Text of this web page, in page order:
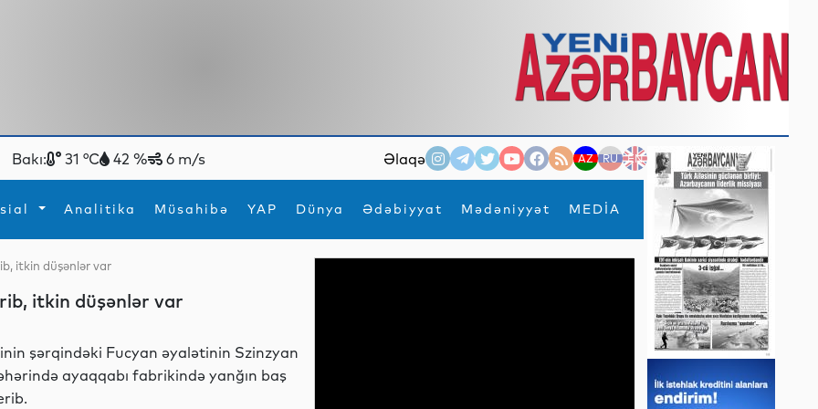
Bakı: 31 °C 42 % 6 m/s Əlaqə AZ RU EN
Analitika Müsahibə YAP Dünya Ədəbiyyat Mədəniyyət MEDİA
×
İdmanYeni texnologiyalar
itkin düşənlər var
itkin düşənlər var
şərqindəki Fucyan əyalətinin Szinzyan
ayaqqabı fabrikində yanğın baş